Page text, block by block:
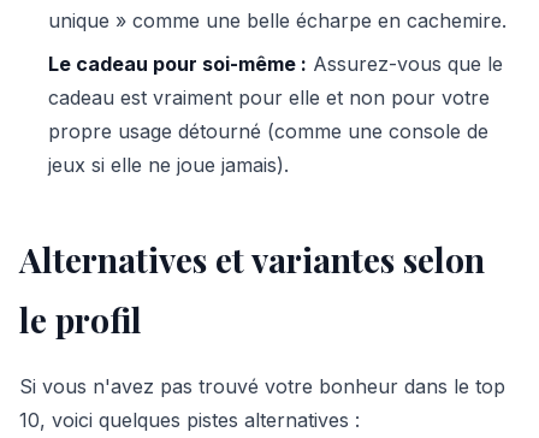
unique » comme une belle écharpe en cachemire.
Le cadeau pour soi-même : Assurez-vous que le
cadeau est vraiment pour elle et non pour votre
propre usage détourné (comme une console de
jeux si elle ne joue jamais).
Alternatives et variantes selon
le profil
Si vous n'avez pas trouvé votre bonheur dans le top
10, voici quelques pistes alternatives :